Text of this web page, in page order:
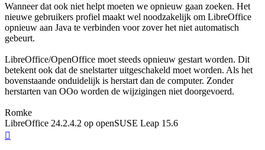
Wanneer dat ook niet helpt moeten we opnieuw gaan zoeken. Het
nieuwe gebruikers profiel maakt wel noodzakelijk om LibreOffice
opnieuw aan Java te verbinden voor zover het niet automatisch
gebeurt.
LibreOffice/OpenOffice moet steeds opnieuw gestart worden. Dit
betekent ook dat de snelstarter uitgeschakeld moet worden. Als het
bovenstaande onduidelijk is herstart dan de computer. Zonder
herstarten van OOo worden de wijzigingen niet doorgevoerd.
Romke
LibreOffice 24.2.4.2 op openSUSE Leap 15.6